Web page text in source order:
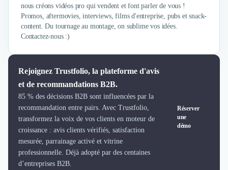
Développement E-commerce
Direction Artistique
Cybersécurité
Logiciel E-Commerce
Intelligence Artificielle (IA)
Réalité Virtuelle (VR)
Bureaux d'Entreprise
Déménagement
Logistique
Traduction
Traiteur & Restauration
Conception & Aménagement de Bureaux
Sourcing et Imports
nous créons vidéos pro qui vendent et font parler de vous !
Promos, aftermovies, interviews, films d'entreprise, pubs et snack-
content. Du tournage au montage, on sublime vos idées.
Contactez-nous :)
Rejoignez Trustfolio, la plateforme d'avis
et de recommandations B2B.
85 % des décisions B2B sont influencées par la
recommandation entre pairs. Avec Trustfolio,
transformez la voix de vos clients en moteur de
croissance : avis clients vérifiés, satisfaction
mesurée, parrainage activé et vitrine
professionnelle. Déjà adopté par des centaines
d’entreprises B2B.
Réserver
une
démo